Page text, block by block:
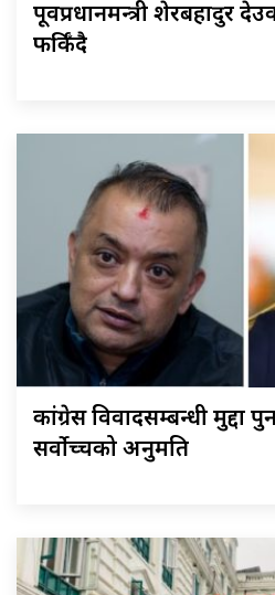
पूर्वप्रधानमन्त्री शेरबहादुर
फर्किँदै
कांग्रेस विवादसम्बन्धी मुद्दा
सर्वोच्चको अनुमति